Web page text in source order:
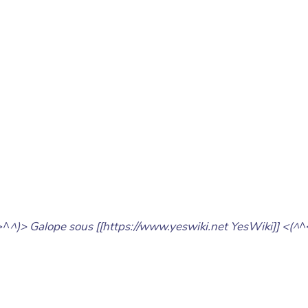
^)> Galope sous [[https://www.yeswiki.net YesWiki]] <(^